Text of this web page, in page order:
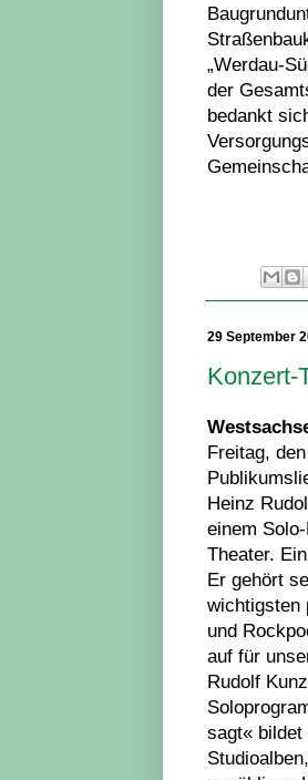
„Werdau-
der
bedankt
29 September
Konzert-
Freitag,
Heinz
einem
Theater.
Er gehört
wichtigsten
und
auf für
Rudolf
sagt«